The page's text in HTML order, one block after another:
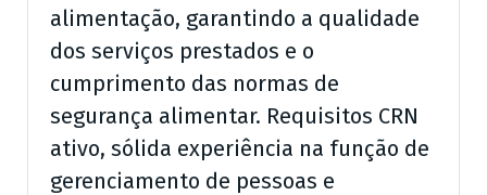
alimentação, garantindo a qualidade
dos serviços prestados e o
cumprimento das normas de
segurança alimentar. Requisitos CRN
ativo, sólida experiência na função de
gerenciamento de pessoas e